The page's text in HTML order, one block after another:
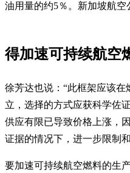
油用量的约5％。新加坡航空
得加速可持续航
徐芳达也说：“此框架应该
立，选择的方式应获科学佐
供应有限已导致价格上涨，
证据的情况下，进一步限制
要加速可持续航空燃料的生